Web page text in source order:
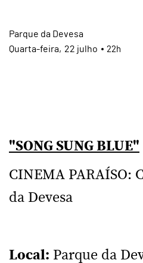
Parque da Devesa
22 julho
Quarta 22h
"SONG SUNG BLUE"
CINEMA PARAÍSO:
da Devesa
Local: Parque da